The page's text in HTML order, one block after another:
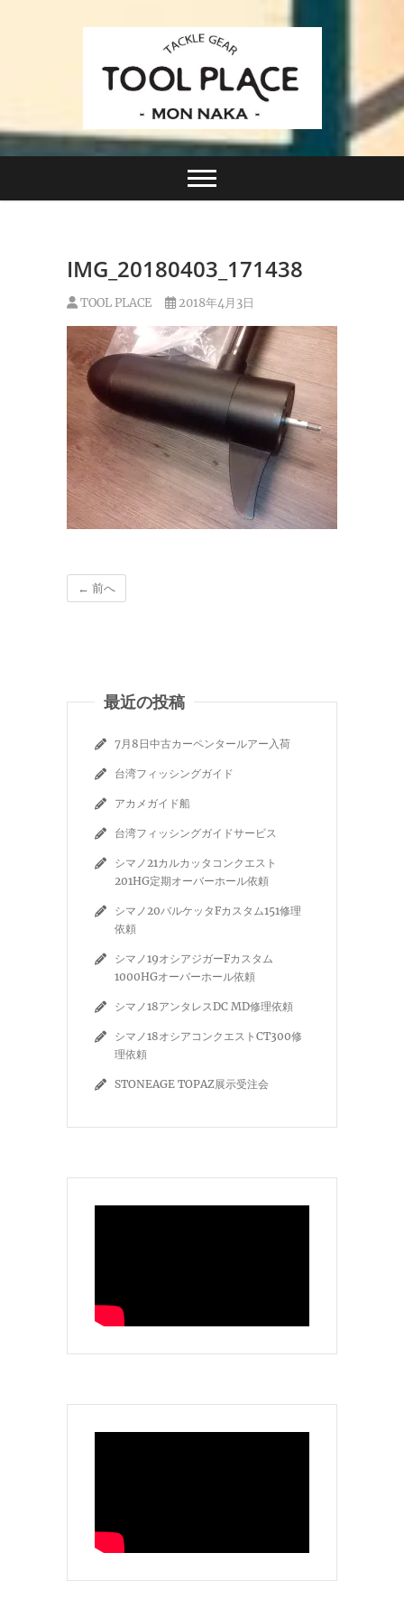
TACKLE GEAR
TOOL PLACE ツー
小さなルアーフィッシングショップ「ツールプレイ
ス」が門前仲町に近日オープン！
IMG_20180403_171438
TOOL PLACE 2018年4月3日
← 前へ
最近の投稿
7月8日中古カーペンタールアー入荷
台湾フィッシングガイド
アカメガイド船
台湾フィッシングガイドサービス
シマノ21カルカッタコンクエスト
201HG定期オーバーホール依頼
シマノ20バルケッタFカスタム151修理
依頼
シマノ19オシアジガーFカスタム
1000HGオーバーホール依頼
シマノ18アンタレスDC MD修理依頼
シマノ18オシアコンクエストCT300修
理依頼
STONEAGE TOPAZ展示受注会